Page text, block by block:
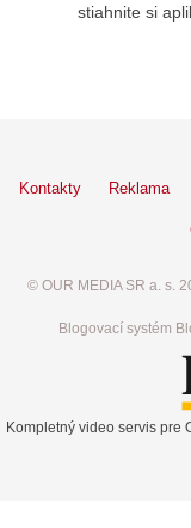
stiahnite si
Kontakty Reklama
© OUR MEDIA SR a. s.
Blogovací systém
Kompletný video servis pre